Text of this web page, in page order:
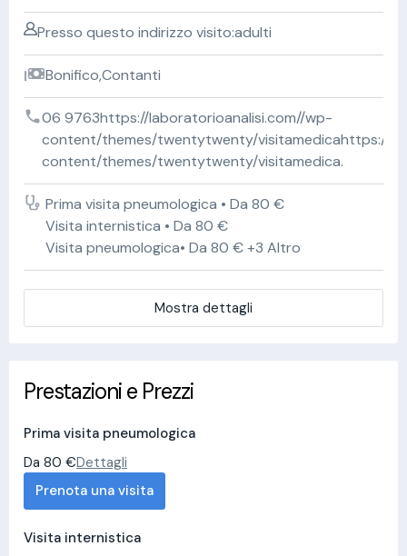
Presso questo indirizzo visito:adulti
Bonifico,Contanti
06 9763https://laboratorioanalisi.com//wp-
content/themes/twentytwenty/visitamedicahttps://
content/themes/twentytwenty/visitamedica.
Prima visita pneumologica • Da 80 €
Visita internistica • Da 80 €
Visita pneumologica• Da 80 € +3 Altro
Mostra dettagli
Prestazioni e Prezzi
Prima visita pneumologica
Da 80 €Dettagli
Prenota una visita
Visita internistica